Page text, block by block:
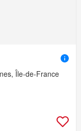
Île-de-France